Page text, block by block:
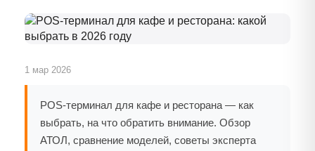
1 мар 2026
POS-терминал для кафе и ресторана — как
выбрать, на что обратить внимание. Обзор
АТОЛ, сравнение моделей, советы эксперта